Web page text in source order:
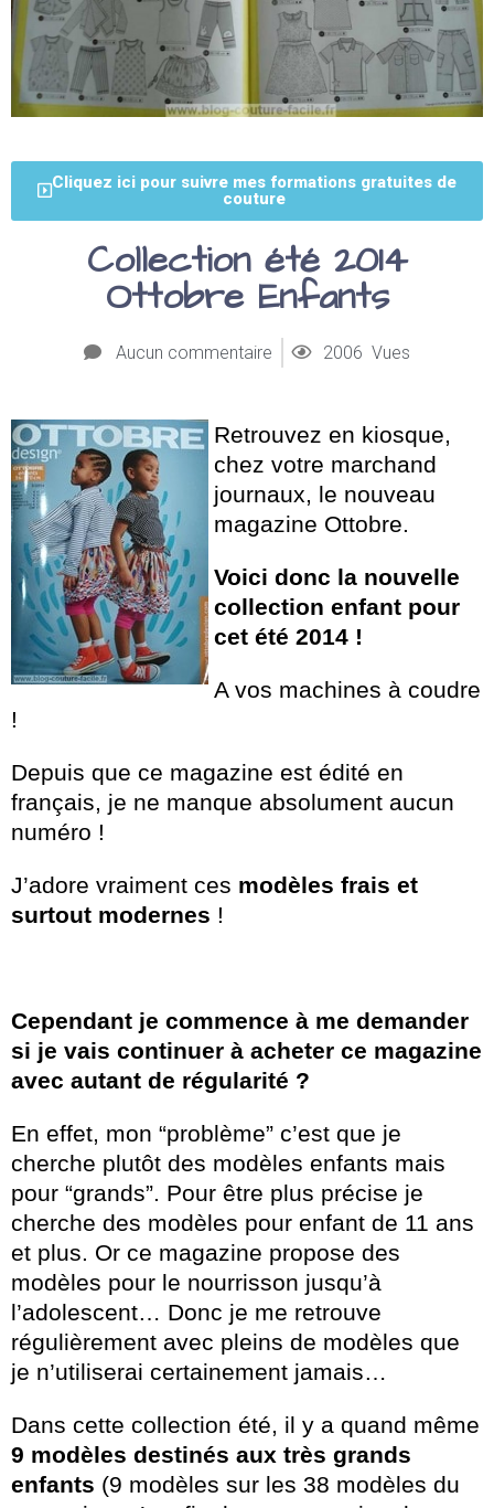
Cliquez ici pour suivre mes formations gratuites de
couture
Collection été 2014
Ottobre Enfants
Aucun commentaire 2006 Vues
Retrouvez en kiosque,
chez votre marchand
journaux, le nouveau
magazine Ottobre.
Voici donc la nouvelle
collection enfant pour
cet été 2014 !
A vos machines à coudre
!
Depuis que ce magazine est édité en
français, je ne manque absolument aucun
numéro !
J’adore vraiment ces modèles frais et
surtout modernes !
Cependant je commence à me demander
si je vais continuer à acheter ce magazine
avec autant de régularité ?
En effet, mon “problème” c’est que je
cherche plutôt des modèles enfants mais
pour “grands”. Pour être plus précise je
cherche des modèles pour enfant de 11 ans
et plus. Or ce magazine propose des
modèles pour le nourrisson jusqu’à
l’adolescent… Donc je me retrouve
régulièrement avec pleins de modèles que
je n’utiliserai certainement jamais…
Dans cette collection été, il y a quand même
9 modèles destinés aux très grands
enfants (9 modèles sur les 38 modèles du